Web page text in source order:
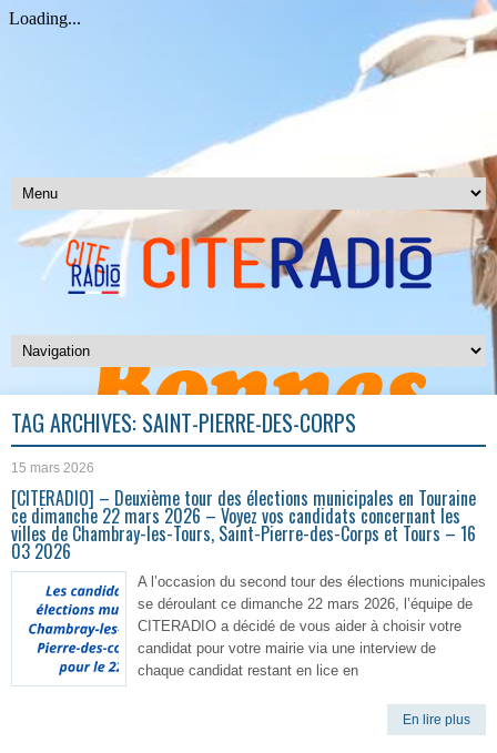
TAG ARCHIVES: SAINT-PIERRE-DES-CORPS
15 mars 2026
[CITERADIO] – Deuxième tour des élections municipales en Touraine
ce dimanche 22 mars 2026 – Voyez vos candidats concernant les
villes de Chambray-les-Tours, Saint-Pierre-des-Corps et Tours – 16
03 2026
A l’occasion du second tour des élections municipales
se déroulant ce dimanche 22 mars 2026, l’équipe de
CITERADIO a décidé de vous aider à choisir votre
candidat pour votre mairie via une interview de
chaque candidat restant en lice en
En lire plus